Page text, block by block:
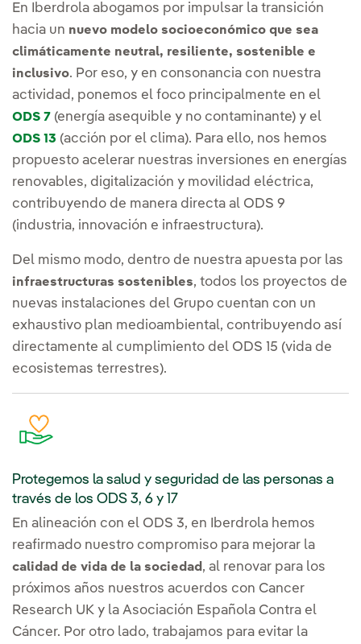
En Iberdrola abogamos por impulsar la transición
hacia un nuevo modelo socioeconómico que sea
climáticamente neutral, resiliente, sostenible e
inclusivo. Por eso, y en consonancia con nuestra
actividad, ponemos el foco principalmente en el
ODS 7 (energía asequible y no contaminante) y el
ODS 13 (acción por el clima). Para ello, nos hemos
propuesto acelerar nuestras inversiones en energías
renovables, digitalización y movilidad eléctrica,
contribuyendo de manera directa al ODS 9
(industria, innovación e infraestructura).
Del mismo modo, dentro de nuestra apuesta por las
infraestructuras sostenibles, todos los proyectos de
nuevas instalaciones del Grupo cuentan con un
exhaustivo plan medioambiental, contribuyendo así
directamente al cumplimiento del ODS 15 (vida de
ecosistemas terrestres).
Protegemos la salud y seguridad de las personas a
través de los ODS 3, 6 y 17
En alineación con el ODS 3, en Iberdrola hemos
reafirmado nuestro compromiso para mejorar la
calidad de vida de la sociedad , al renovar para los
próximos años nuestros acuerdos con Cancer
Research UK y la Asociación Española Contra el
Cáncer. Por otro lado, trabajamos para evitar la